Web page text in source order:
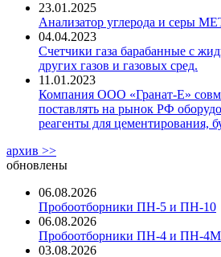
23.01.2025
Анализатор углерода и серы
04.04.2023
Счетчики газа барабанные с
других газов и газовых сред.
11.01.2023
Компания ООО «Гранат-Е»
поставлять на рынок РФ
реагенты для цементирования,
архив >>
обновлены
06.08.2026
Пробоотборники ПН-5 и ПН-10
06.08.2026
Пробоотборники ПН-4 и ПН-4М
03.08.2026